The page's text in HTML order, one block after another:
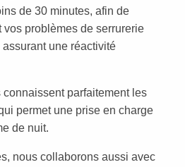
de 30 minutes, afin de
vos problèmes de serrurerie
une réactivité
connaissent parfaitement les
permet une prise en charge
de nuit.
nous collaborons aussi avec